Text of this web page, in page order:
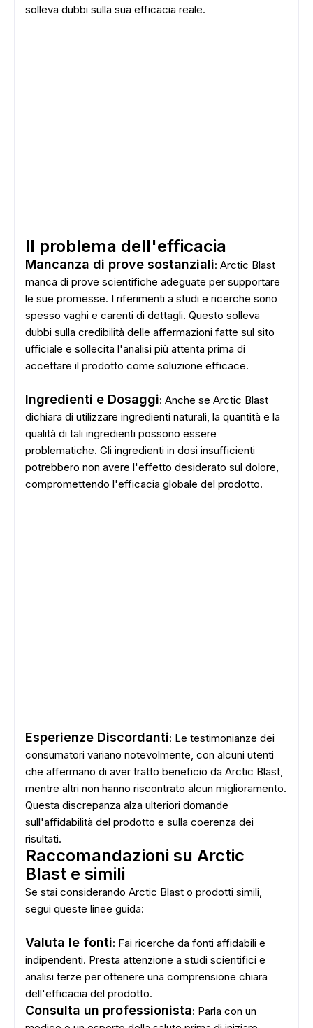
solleva dubbi sulla sua efficacia reale.
Il problema dell'efficacia
Mancanza di prove sostanziali: Arctic Blast
manca di prove scientifiche adeguate per supportare
le sue promesse. I riferimenti a studi e ricerche sono
spesso vaghi e carenti di dettagli. Questo solleva
dubbi sulla credibilità delle affermazioni fatte sul sito
ufficiale e sollecita l'analisi più attenta prima di
accettare il prodotto come soluzione efficace.
Ingredienti e Dosaggi: Anche se Arctic Blast
dichiara di utilizzare ingredienti naturali, la quantità e la
qualità di tali ingredienti possono essere
problematiche. Gli ingredienti in dosi insufficienti
potrebbero non avere l'effetto desiderato sul dolore,
compromettendo l'efficacia globale del prodotto.
Esperienze Discordanti: Le testimonianze dei
consumatori variano notevolmente, con alcuni utenti
che affermano di aver tratto beneficio da Arctic Blast,
mentre altri non hanno riscontrato alcun miglioramento.
Questa discrepanza alza ulteriori domande
sull'affidabilità del prodotto e sulla coerenza dei
risultati.
Raccomandazioni su Arctic
Blast e simili
Se stai considerando Arctic Blast o prodotti simili,
segui queste linee guida:
Valuta le fonti: Fai ricerche da fonti affidabili e
indipendenti. Presta attenzione a studi scientifici e
analisi terze per ottenere una comprensione chiara
dell'efficacia del prodotto.
Consulta un professionista: Parla con un